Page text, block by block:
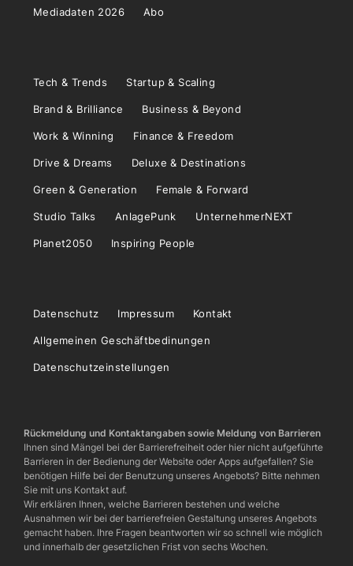
Mediadaten 2026 Abo
Tech & Trends Startup & Scaling
Brand & Brilliance Business & Beyond
Work & Winning Finance & Freedom
Drive & Dreams Deluxe & Destinations
Green & Generation Female & Forward
Studio Talks AnlagePunk UnternehmerNEXT
Planet2050 Inspiring People
Datenschutz Impressum Kontakt
Allgemeinen Geschäftbedinungen
Datenschutzeinstellungen
Rückmeldung und Kontaktangaben sowie Meldung von Barrieren
Ihnen sind Mängel bei der Barrierefreiheit oder hier nicht aufgeführte
Barrieren in der Bedienung der Website oder Apps aufgefallen? Sie
benötigen Hilfe bei der Benutzung unseres Angebots? Bitte nehmen
Sie mit uns Kontakt auf.
Wir erklären Ihnen, welche Barrieren bestehen und welche
Ausnahmen wir bei der barrierefreien Gestaltung unseres Angebots
gemacht haben. Ihre Fragen beantworten wir so schnell wie möglich
und innerhalb der gesetzlichen Frist von sechs Wochen.